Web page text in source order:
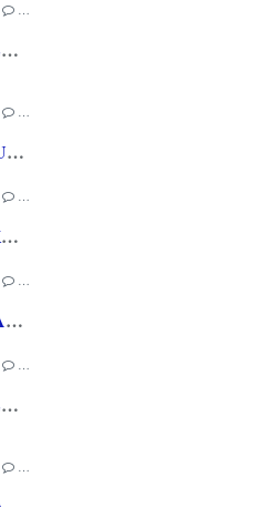
…
[REVUE CINEMA BLU-RAY] SHELTER
…
[TEST] SAROS PS5 : Une formule de RETURNAL améliorée et interessante
…
[TEST] THE G-LAB KEYZ ELITE 400 HE PC
…
[TEST] LEGO BATMAN L'HERITAGE DU CHEVALIER NOIR XBOX SERIES X : C'est Batman Arkham City en LEGO!
…
[REVUE CINEMA BLU-RAY 4K] THE DESCENT
…